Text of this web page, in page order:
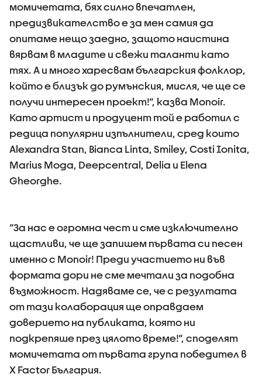
момичетата, бях силно впечатлен,
предизвикателство e за мен самия да
опитаме нещо заедно, защото наистина
вярвам в младите и свежи таланти като
тях. А и много харесвам българския фолклор,
който е близък до румънския, мисля, че ще се
получи интересен проект!“, казва Monoir.
Като артист и продуцент той е работил с
редица популярни изпълнители, сред които
Alexandra Stan, Bianca Linta, Smiley, Costi Ionita,
Marius Moga, Deepcentral, Delia и Elena
Gheorghe.
“За нас е огромна чест и сме изключително
щастливи, че ще запишем първата си песен
именно с Monoir! Преди участието ни във
формата дори не сме мечтали за подобна
възможност. Надяваме се, че с резултата
от тази колаборация ще оправдаем
доверието на публиката, която ни
подкрепяше през цялото време!“, споделят
момичетата от първата група победител в
X Factor България.